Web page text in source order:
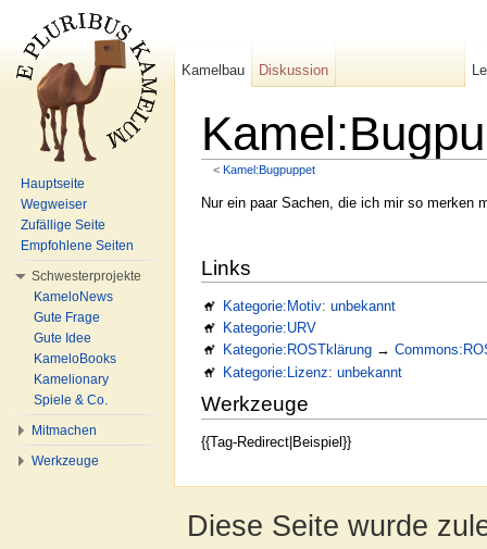
< Kamel:Bugpuppet
Nur ein paar Sachen, die ich mir so merken
Links
Kategorie:Motiv: unbekannt
Kategorie:URV
Kategorie:ROSTklärung →
Kategorie:Lizenz: unbekannt
Werkzeuge
{{Tag-Redirect|Beispiel}}
Kamelbau Diskussion
Hauptseite
Wegweiser
Zufällige Seite
Empfohlene Seiten
Schwesterprojekte
KameloNews
Gute Frage
Gute Idee
KameloBooks
Kamelionary
Spiele & Co.
Mitmachen
Werkzeuge
Diese Seite wurde